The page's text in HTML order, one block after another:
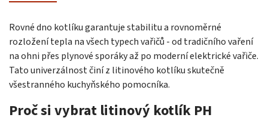
Rovné dno kotlíku garantuje stabilitu a rovnoměrné
rozložení tepla na všech typech vařičů - od tradičního vaření
na ohni přes plynové sporáky až po moderní elektrické vařiče.
Tato univerzálnost činí z litinového kotlíku skutečně
všestranného kuchyňského pomocníka.
Proč si vybrat litinový kotlík PH